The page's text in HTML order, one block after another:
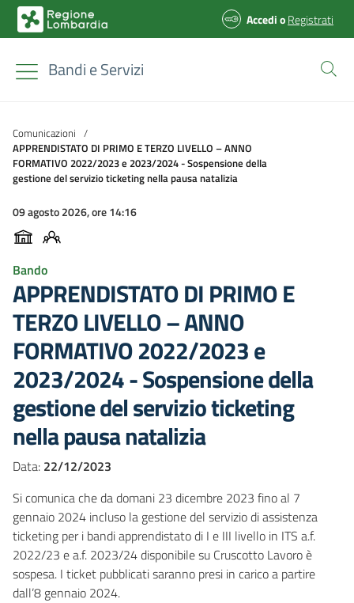
AccedioRegistrati
Bandi e Servizi
Comunicazioni /
APPRENDISTATO DI PRIMO E TERZO LIVELLO – ANNO
FORMATIVO 2022/2023 e 2023/2024 - Sospensione della
gestione del servizio ticketing nella pausa natalizia
09 agosto 2026, ore 14:16
Bando
APPRENDISTATO DI PRIMO E
TERZO LIVELLO – ANNO
FORMATIVO 2022/2023 e
2023/2024 - Sospensione della
gestione del servizio ticketing
nella pausa natalizia
Data: 22/12/2023
Si comunica che da domani 23 dicembre 2023 fino al 7
gennaio 2024 incluso la gestione del servizio di assistenza
ticketing per i bandi apprendistato di I e III livello in ITS a.f.
2022/23 e a.f. 2023/24 disponibile su Cruscotto Lavoro è
sospesa. I ticket pubblicati saranno presi in carico a partire
dall’8 gennaio 2024.